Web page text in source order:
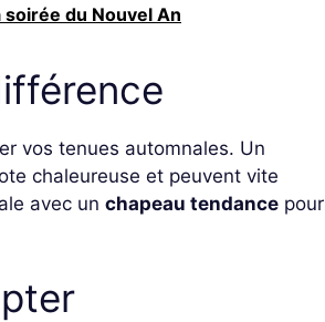
du Nouvel An
vos tenues automnales. Un
chaleureuse et peuvent vite
avec un chapeau tendance pour